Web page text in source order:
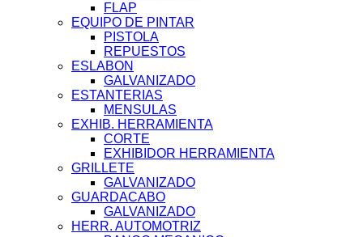
FLAP
EQUIPO DE PINTAR
PISTOLA
REPUESTOS
ESLABON
GALVANIZADO
ESTANTERIAS
MENSULAS
EXHIB. HERRAMIENTA
CORTE
EXHIBIDOR HERRAMIENTA
GRILLETE
GALVANIZADO
GUARDACABO
GALVANIZADO
HERR. AUTOMOTRIZ